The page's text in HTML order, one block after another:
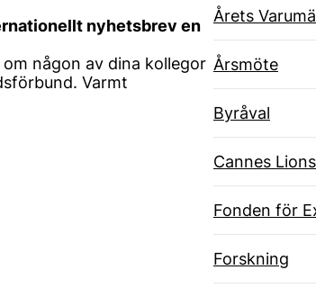
Årets
Årsmöte
Byråval
Cannes Lions
Fonden för
Forskning
nyhetsbrev en
någon av dina kollegor
Varmt